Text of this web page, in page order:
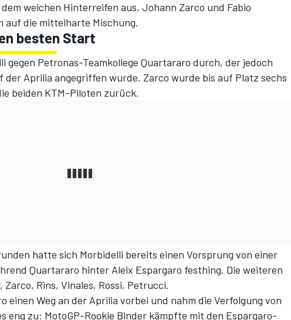
weichen Hinterreifen aus, Johann Zarco und Fabio
auf die mittelharte Mischung.
besten Start
gegen Petronas-Teamkollege Quartararo durch, der jedoch
der Aprilia angegriffen wurde. Zarco wurde bis auf Platz sechs
beiden KTM-Piloten zurück.
hatte sich Morbidelli bereits einen Vorsprung von einer
Quartararo hinter Aleix Espargaro festhing. Die weiteren
Rins, Vinales, Rossi, Petrucci.
einen Weg an der Aprilia vorbei und nahm die Verfolgung von
eng zu: MotoGP-Rookie Binder kämpfte mit den Espargaro-